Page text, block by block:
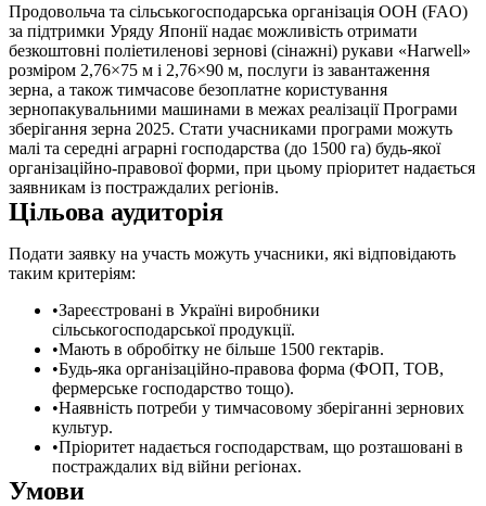
Продовольча та сільськогосподарська організація ООН (FAO)
за підтримки Уряду Японії надає можливість отримати
безкоштовні поліетиленові зернові (сінажні) рукави «Harwell»
розміром 2,76×75 м і 2,76×90 м, послуги із завантаження
зерна, а також тимчасове безоплатне користування
зернопакувальними машинами в межах реалізації Програми
зберігання зерна 2025. Стати учасниками програми можуть
малі та середні аграрні господарства (до 1500 га) будь-якої
організаційно-правової форми, при цьому пріоритет надається
заявникам із постраждалих регіонів.
Цільова аудиторія
Подати заявку на участь можуть учасники, які відповідають
таким критеріям:
Зареєстровані в Україні виробники
сільськогосподарської продукції.
Мають в обробітку не більше 1500 гектарів.
Будь-яка організаційно-правова форма (ФОП, ТОВ,
фермерське господарство тощо).
Наявність потреби у тимчасовому зберіганні зернових
культур.
Пріоритет надається господарствам, що розташовані в
постраждалих від війни регіонах.
Умови